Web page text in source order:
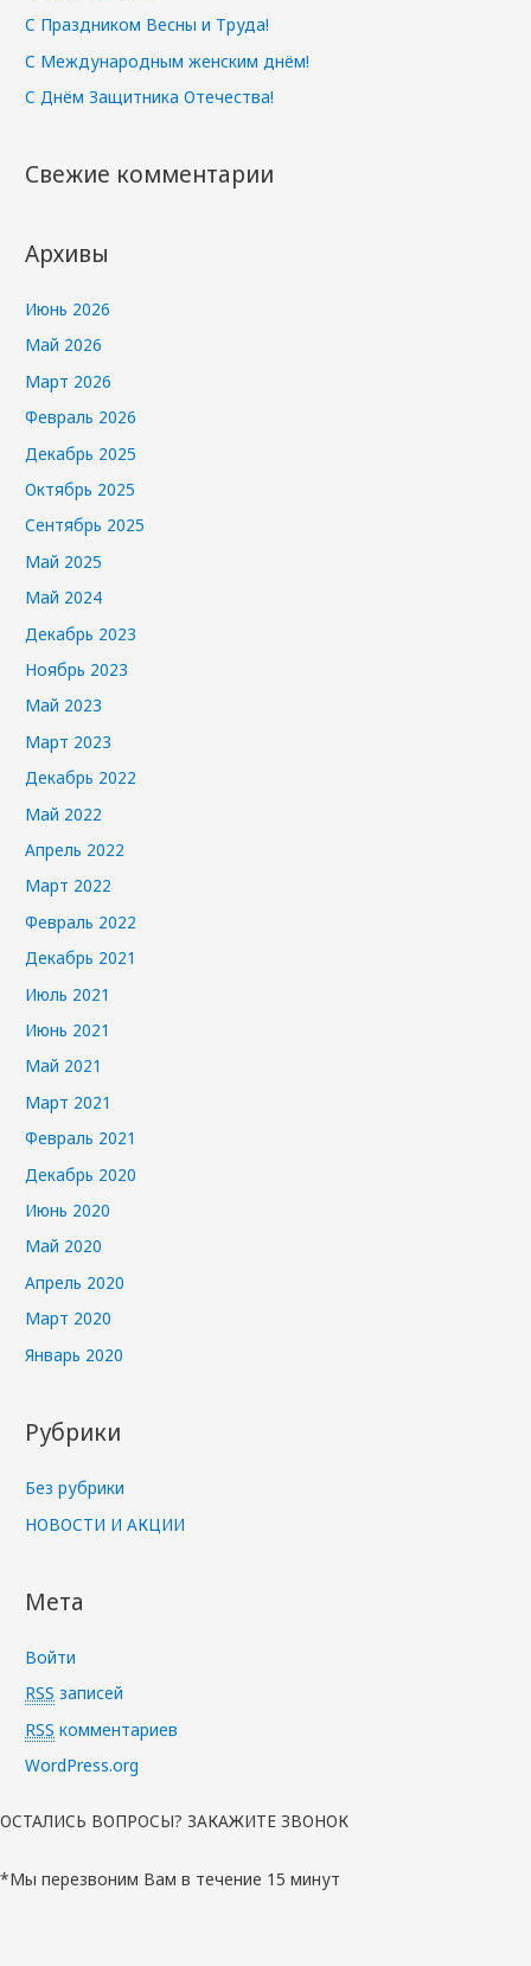
С Праздником Весны и Труда!
С Международным женским днём!
С Днём Защитника Отечества!
Свежие комментарии
Архивы
Июнь 2026
Май 2026
Март 2026
Февраль 2026
Декабрь 2025
Октябрь 2025
Сентябрь 2025
Май 2025
Май 2024
Декабрь 2023
Ноябрь 2023
Май 2023
Март 2023
Декабрь 2022
Май 2022
Апрель 2022
Март 2022
Февраль 2022
Декабрь 2021
Июль 2021
Июнь 2021
Май 2021
Март 2021
Февраль 2021
Декабрь 2020
Июнь 2020
Май 2020
Апрель 2020
Март 2020
Январь 2020
Рубрики
Без рубрики
НОВОСТИ И АКЦИИ
Мета
Войти
RSS записей
RSS комментариев
WordPress.org
ОСТАЛИСЬ ВОПРОСЫ? ЗАКАЖИТЕ ЗВОНОК
*Мы перезвоним Вам в течение 15 минут